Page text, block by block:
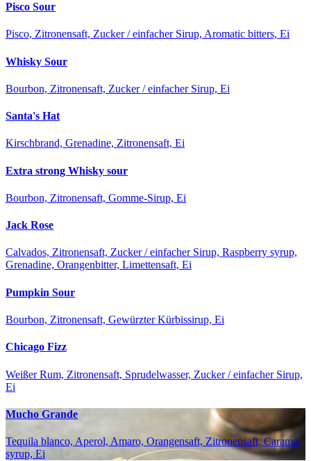
Pisco Sour
Pisco, Zitronensaft, Zucker / einfacher Sirup, Aromatic bitters, Ei
Whisky Sour
Bourbon, Zitronensaft, Zucker / einfacher Sirup, Ei
Santa's Hat
Kirschbrand, Grenadine, Zitronensaft, Ei
Extra strong Whisky sour
Bourbon, Zitronensaft, Gomme-Sirup, Ei
Jack Rose
Calvados, Zitronensaft, Zucker / einfacher Sirup, Raspberry syrup,
Grenadine, Orangenbitter, Limettensaft, Ei
Pumpkin Sour
Bourbon, Zitronensaft, Gewürzter Kürbissirup, Ei
Chicago Fizz
Weißer Rum, Zitronensaft, Sprudelwasser, Zucker / einfacher Sirup,
Ei
Mucho Grande
Tequila blanco, Aperol, Amaro, Orangensaft, Zitronensaft, Caramel
syrup, Ei